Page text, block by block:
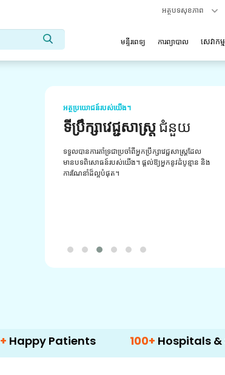
អត្ថបទសុខភាព
មន្ទីរពេទ្យ ការព្យាបាល សេវាកម្ម
អត្ថប្រយោជន៍របស់យើង។
ទីប្រឹក្សាវេជ្ជសាស្ត្រជំនួយ
ទទួលបានការគាំទ្រជាប្រចាំពីអ្នកប្រឹក្សាវេជ្ជសាស្ត្រដែល
មានបទពិសោធន៍របស់យើង។ ផ្តល់ឱ្យអ្នកនូវដំបូន្មាន និង
ការណែនាំដ៏ល្អបំផុត។
100+ Hospitals & Clinics